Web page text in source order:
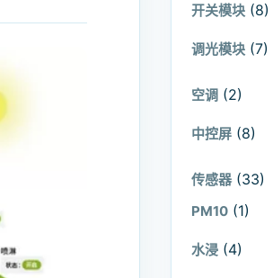
开关模块 (8)
调光模块 (7)
空调 (2)
中控屏 (8)
传感器 (33)
PM10 (1)
水浸 (4)